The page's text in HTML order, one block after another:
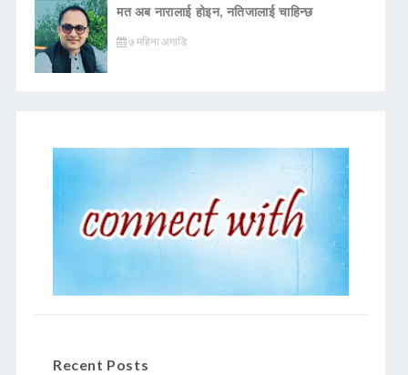
मत अब नारालाई होइन, नतिजालाई चाहिन्छ
७ महिना अगाडि
Recent Posts